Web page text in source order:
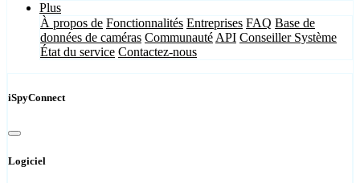
Plus
À propos de Fonctionnalités Entreprises FAQ Base de
données de caméras Communauté API Conseiller Système
État du service Contactez-nous
iSpyConnect
Logiciel